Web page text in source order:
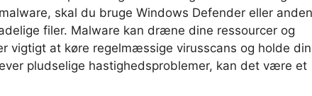
skal du bruge Windows Defender eller anden
filer. Malware kan dræne dine ressourcer og
vigtigt at køre regelmæssige virusscans og holde din
pludselige hastighedsproblemer, kan det være et